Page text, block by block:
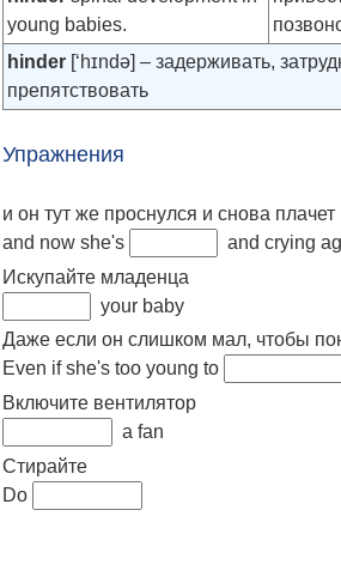
young babies.
hinder [‘hɪndə] – задерживать,
препятствовать
Упражнения
и он тут же проснулся и снова плачет
and now she's
and crying
Искупайте младенца
your baby
Даже если он слишком мал, чтобы
Even if she's too young to
Включите вентилятор
a fan
Стирайте
Do